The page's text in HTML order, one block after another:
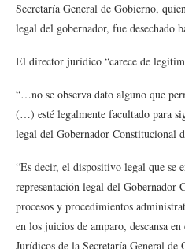
Secretaría General de Gobierno,
legal del gobernador, fue desechado
El director jurídico “carece de
“…no se observa dato alguno que
(…) esté legalmente facultado para
legal del Gobernador Constitucional
“Es decir, el dispositivo legal que se
representación legal del Gobernador
procesos y procedimientos
en los juicios de amparo, descansa
Jurídicos de la Secretaría General